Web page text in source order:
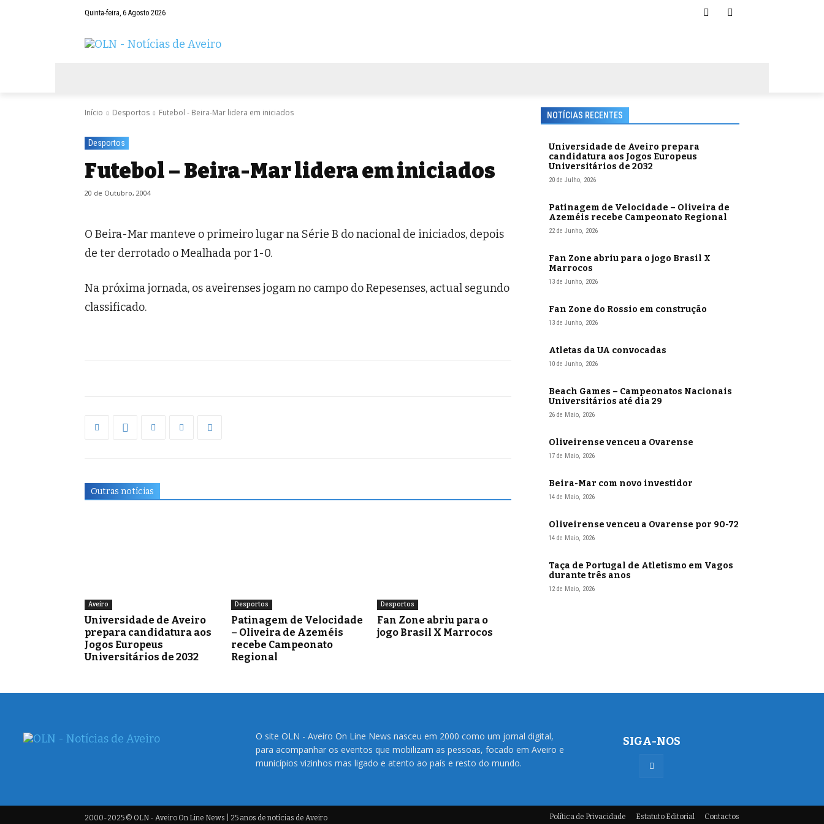
Quinta-feira, 6 Agosto 2026
Início Desportos Futebol - Beira-Mar lidera em iniciados
Desportos
Futebol – Beira-Mar lidera em iniciados
20 de Outubro, 2004
O Beira-Mar manteve o primeiro lugar na Série B do nacional de iniciados, depois
de ter derrotado o Mealhada por 1-0.
Na próxima jornada, os aveirenses jogam no campo do Repesenses, actual segundo
classificado.
Outras notícias
Aveiro
Universidade de Aveiro
prepara candidatura aos
Jogos Europeus
Universitários de 2032
Desportos
Patinagem de Velocidade
– Oliveira de Azeméis
recebe Campeonato
Regional
Desportos
Fan Zone abriu para o
jogo Brasil X Marrocos
NOTÍCIAS RECENTES
Universidade de Aveiro prepara
candidatura aos Jogos Europeus
Universitários de 2032
20 de Julho, 2026
Patinagem de Velocidade – Oliveira de
Azeméis recebe Campeonato Regional
22 de Junho, 2026
Fan Zone abriu para o jogo Brasil X
Marrocos
13 de Junho, 2026
Fan Zone do Rossio em construção
13 de Junho, 2026
Atletas da UA convocadas
10 de Junho, 2026
Beach Games – Campeonatos Nacionais
Universitários até dia 29
26 de Maio, 2026
Oliveirense venceu a Ovarense
17 de Maio, 2026
Beira-Mar com novo investidor
14 de Maio, 2026
Oliveirense venceu a Ovarense por 90-72
14 de Maio, 2026
Taça de Portugal de Atletismo em Vagos
durante três anos
12 de Maio, 2026
O site OLN - Aveiro On Line News nasceu em 2000 como um jornal digital,
para acompanhar os eventos que mobilizam as pessoas, focado em Aveiro e
municípios vizinhos mas ligado e atento ao país e resto do mundo.
SIGA-NOS
2000-2025 © OLN - Aveiro On Line News | 25 anos de notícias de Aveiro Política de Privacidade Estatuto Editorial Contactos